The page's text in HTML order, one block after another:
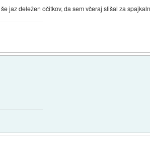
jaz deležen očitkov, da sem včeraj slišal za